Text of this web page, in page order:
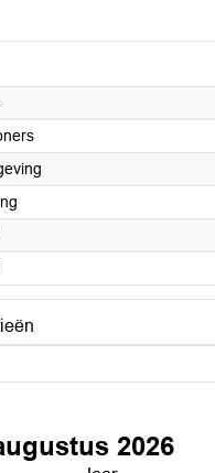
2026